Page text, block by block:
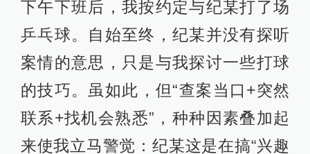
下午下班后，我按约定与纪某打了场
乒乓球。自始至终，纪某并没有探听
案情的意思，只是与我探讨一些打球
的技巧。虽如此，但“查案当口+突然
联系+找机会熟悉”，种种因素叠加起
来使我立马警觉：纪某这是在搞“兴趣